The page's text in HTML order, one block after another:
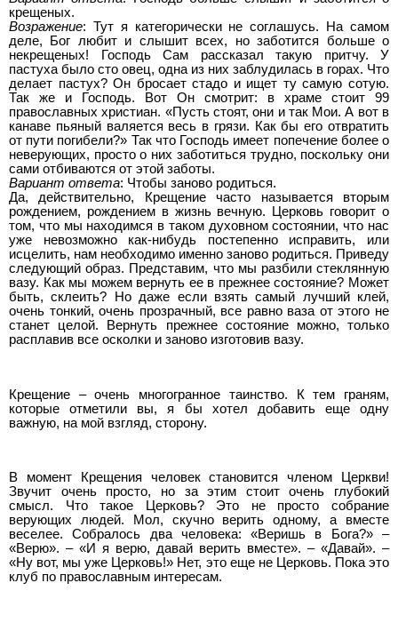
крещеных.
Возражение: Тут я категорически не соглашусь. На самом
деле, Бог любит и слышит всех, но заботится больше о
некрещеных! Господь Сам рассказал такую притчу. У
пастуха было сто овец, одна из них заблудилась в горах. Что
делает пастух? Он бросает стадо и ищет ту самую сотую.
Так же и Господь. Вот Он смотрит: в храме стоит 99
православных христиан. «Пусть стоят, они и так Мои. А вот в
канаве пьяный валяется весь в грязи. Как бы его отвратить
от пути погибели?» Так что Господь имеет попечение более о
неверующих, просто о них заботиться трудно, поскольку они
сами отбиваются от этой заботы.
Вариант ответа: Чтобы заново родиться.
Да, действительно, Крещение часто называется вторым
рождением, рождением в жизнь вечную. Церковь говорит о
том, что мы находимся в таком духовном состоянии, что нас
уже невозможно как-нибудь постепенно исправить, или
исцелить, нам необходимо именно заново родиться. Приведу
следующий образ. Представим, что мы разбили стеклянную
вазу. Как мы можем вернуть ее в прежнее состояние? Может
быть, склеить? Но даже если взять самый лучший клей,
очень тонкий, очень прозрачный, все равно ваза от этого не
станет целой. Вернуть прежнее состояние можно, только
расплавив все осколки и заново изготовив вазу.
Крещение – очень многогранное таинство. К тем граням,
которые отметили вы, я бы хотел добавить еще одну
важную, на мой взгляд, сторону.
В момент Крещения человек становится членом Церкви!
Звучит очень просто, но за этим стоит очень глубокий
смысл. Что такое Церковь? Это не просто собрание
верующих людей. Мол, скучно верить одному, а вместе
веселее. Собралось два человека: «Веришь в Бога?» –
«Верю». – «И я верю, давай верить вместе». – «Давай». –
«Ну вот, мы уже Церковь!» Нет, это еще не Церковь. Пока это
клуб по православным интересам.